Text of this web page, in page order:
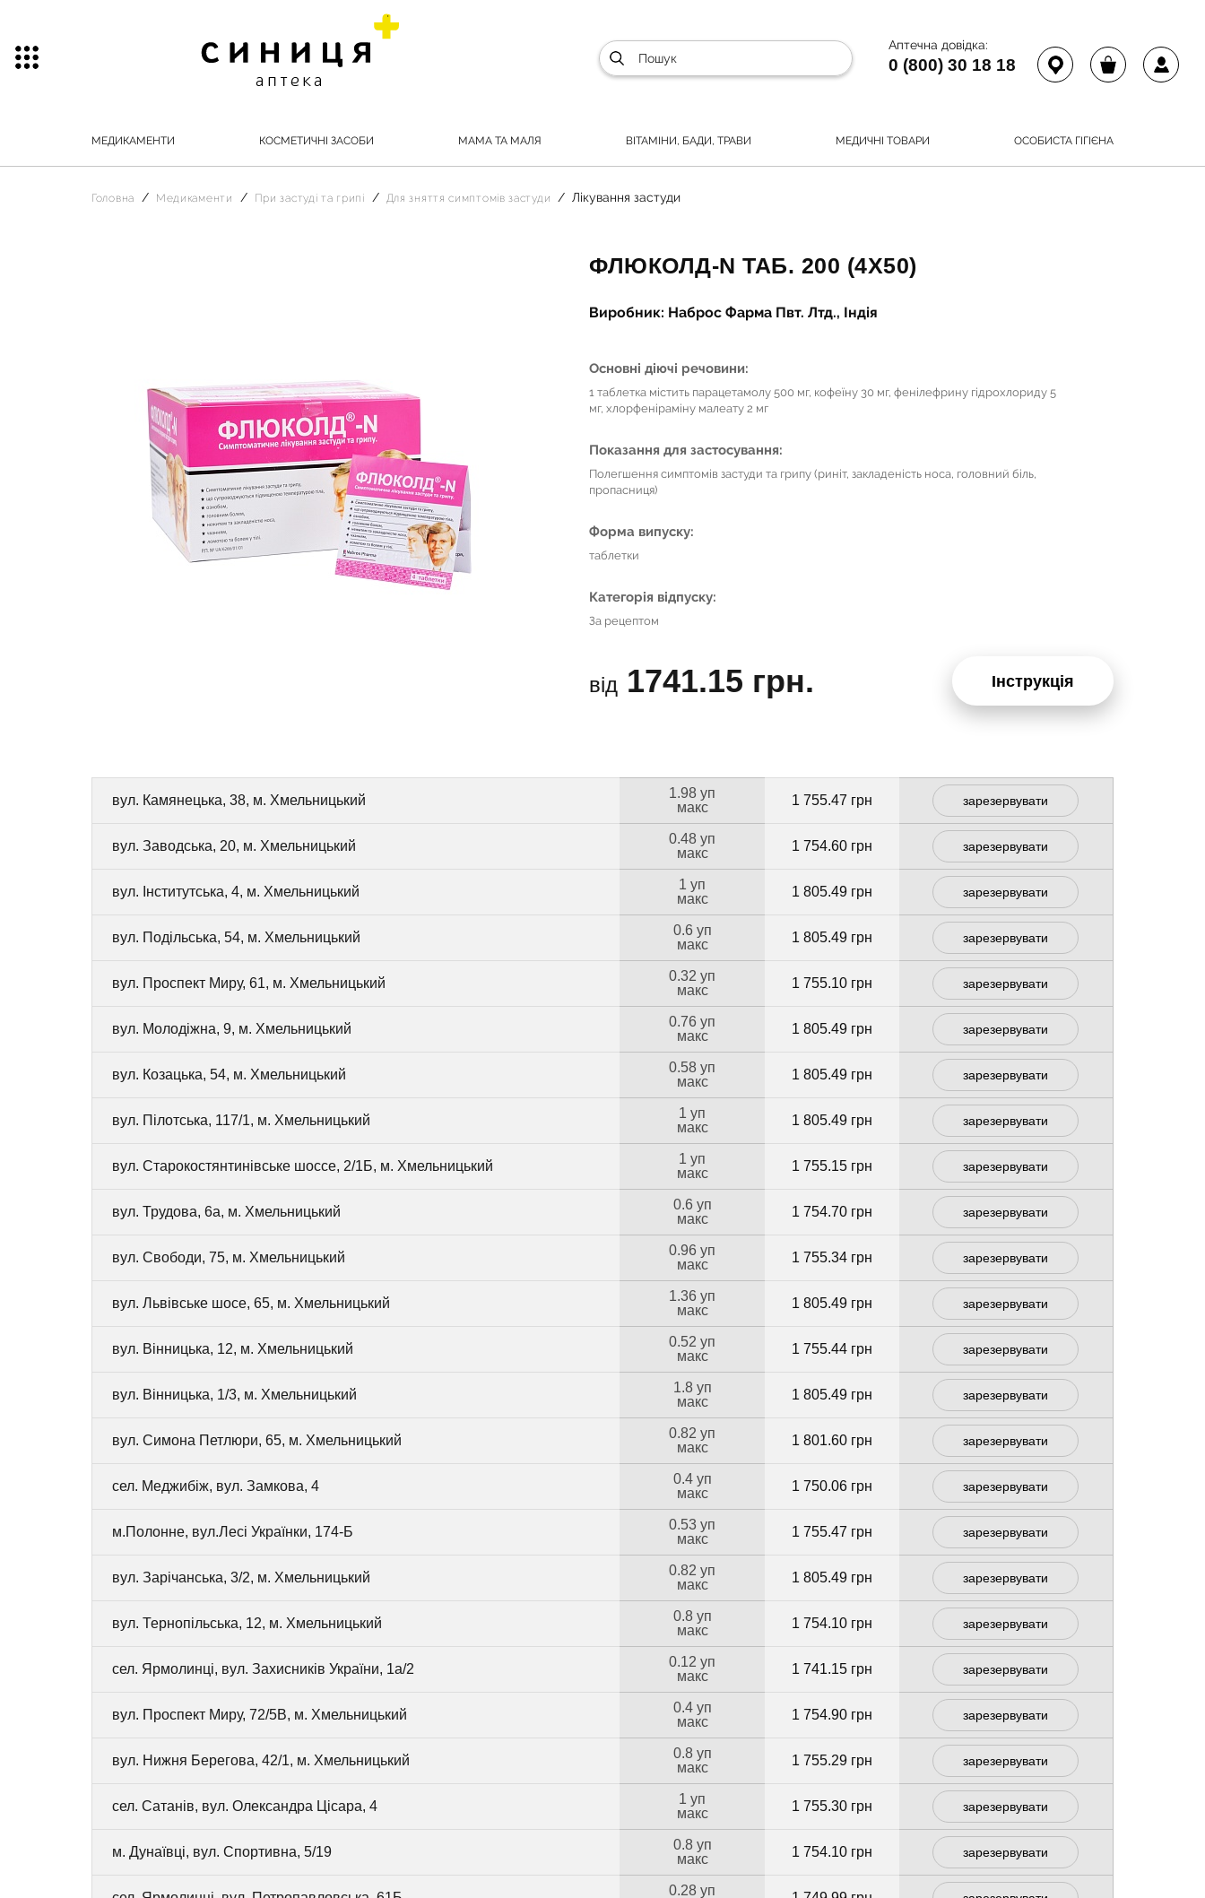
Аптечна довідка:
0 (800) 30 18 18
МЕДИКАМЕНТИ КОСМЕТИЧНІ ЗАСОБИ МАМА ТА МАЛЯ ВІТАМІНИ, БАДИ, ТРАВИ МЕДИЧНІ ТОВАРИ ОСОБИСТА ГІГІЄНА
Головна Медикаменти При застуді та грипі Для зняття симптомів застуди Лікування застуди
ФЛЮКОЛД-N ТАБ. 200 (4Х50)
Виробник: Наброс Фарма Пвт. Лтд., Індія
Основні діючі речовини:
1 таблетка містить парацетамолу 500 мг, кофеїну 30 мг, фенілефрину гідрохлориду 5
мг, хлорфеніраміну малеату 2 мг
Показання для застосування:
Полегшення симптомів застуди та грипу (риніт, закладеність носа, головний біль,
пропасниця)
Форма випуску:
таблетки
Категорія відпуску:
За рецептом
від 1741.15 грн. Інструкція
вул. Камянецька, 38, м. Хмельницький
1.98 уп
макс
1 755.47 грн зарезервувати
вул. Заводська, 20, м. Хмельницький
0.48 уп
макс
1 754.60 грн зарезервувати
вул. Інститутська, 4, м. Хмельницький
1 уп
макс
1 805.49 грн зарезервувати
вул. Подільська, 54, м. Хмельницький
0.6 уп
макс
1 805.49 грн зарезервувати
вул. Проспект Миру, 61, м. Хмельницький
0.32 уп
макс
1 755.10 грн зарезервувати
вул. Молодіжна, 9, м. Хмельницький
0.76 уп
макс
1 805.49 грн зарезервувати
вул. Козацька, 54, м. Хмельницький
0.58 уп
макс
1 805.49 грн зарезервувати
вул. Пілотська, 117/1, м. Хмельницький
1 уп
макс
1 805.49 грн зарезервувати
вул. Старокостянтинівське шоссе, 2/1Б, м. Хмельницький
1 уп
макс
1 755.15 грн зарезервувати
вул. Трудова, 6а, м. Хмельницький
0.6 уп
макс
1 754.70 грн зарезервувати
вул. Свободи, 75, м. Хмельницький
0.96 уп
макс
1 755.34 грн зарезервувати
вул. Львівське шосе, 65, м. Хмельницький
1.36 уп
макс
1 805.49 грн зарезервувати
вул. Вінницька, 12, м. Хмельницький
0.52 уп
макс
1 755.44 грн зарезервувати
вул. Вінницька, 1/3, м. Хмельницький
1.8 уп
макс
1 805.49 грн зарезервувати
вул. Симона Петлюри, 65, м. Хмельницький
0.82 уп
макс
1 801.60 грн зарезервувати
сел. Меджибіж, вул. Замкова, 4
0.4 уп
макс
1 750.06 грн зарезервувати
м.Полонне, вул.Лесі Українки, 174-Б
0.53 уп
макс
1 755.47 грн зарезервувати
вул. Зарічанська, 3/2, м. Хмельницький
0.82 уп
макс
1 805.49 грн зарезервувати
вул. Тернопільська, 12, м. Хмельницький
0.8 уп
макс
1 754.10 грн зарезервувати
сел. Ярмолинці, вул. Захисників України, 1а/2
0.12 уп
макс
1 741.15 грн зарезервувати
вул. Проспект Миру, 72/5В, м. Хмельницький
0.4 уп
макс
1 754.90 грн зарезервувати
вул. Нижня Берегова, 42/1, м. Хмельницький
0.8 уп
макс
1 755.29 грн зарезервувати
сел. Сатанів, вул. Олександра Цісара, 4
1 уп
макс
1 755.30 грн зарезервувати
м. Дунаївці, вул. Спортивна, 5/19
0.8 уп
макс
1 754.10 грн зарезервувати
0.28 уп